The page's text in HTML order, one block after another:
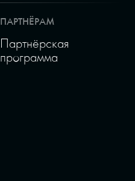
ПАРТНЁРАМ
Партнёрская
программа